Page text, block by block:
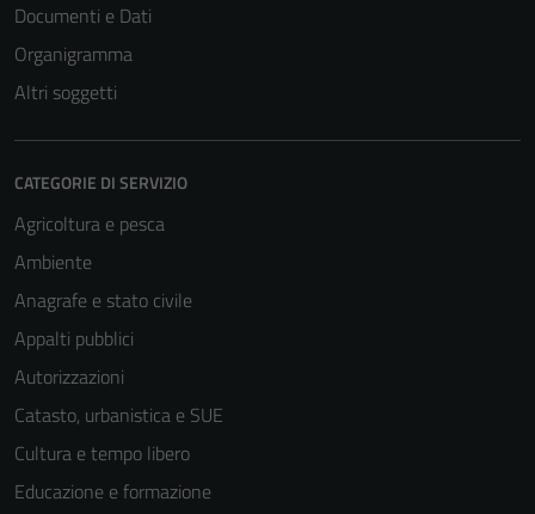
Documenti e Dati
Organigramma
Altri soggetti
CATEGORIE DI SERVIZIO
Agricoltura e pesca
Ambiente
Anagrafe e stato civile
Appalti pubblici
Autorizzazioni
Catasto, urbanistica e SUE
Cultura e tempo libero
Educazione e formazione